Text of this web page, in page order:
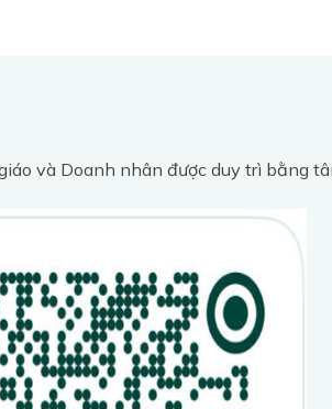
và Doanh nhân được duy trì bằng